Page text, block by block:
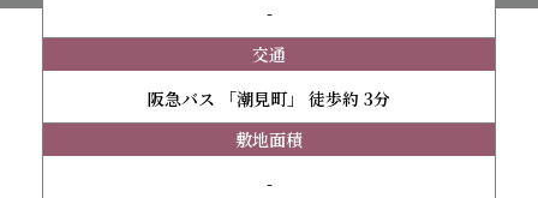
-
交通
阪急バス 「潮見町」 徒歩約 3分
敷地面積
-